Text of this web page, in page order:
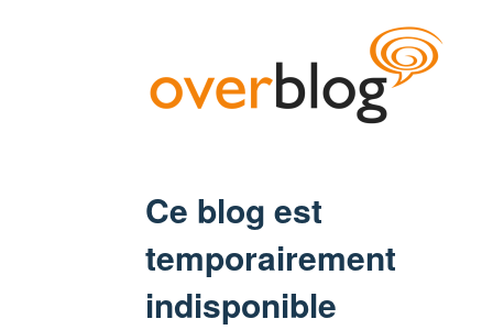
Ce blog est
temporairement
indisponible